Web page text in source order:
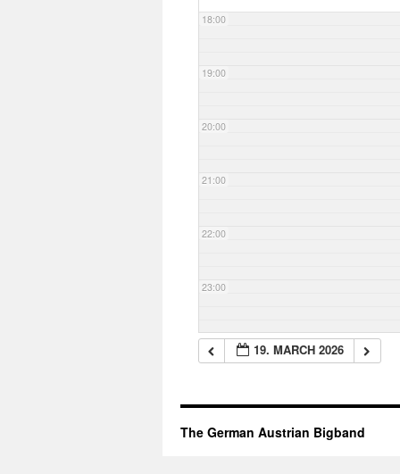
18:00
19:00
20:00
21:00
22:00
23:00
19. MARCH 2026
The German Austrian Bigband